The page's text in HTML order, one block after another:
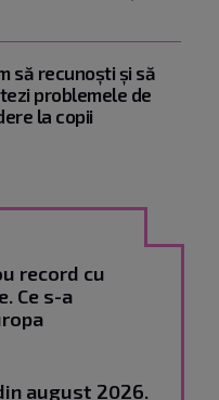
să recunoști și să
problemele de
la copii
record cu
Ce s-a
august 2026.